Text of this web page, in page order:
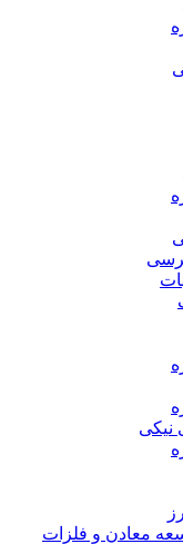
نیکی
معادن و فلزات